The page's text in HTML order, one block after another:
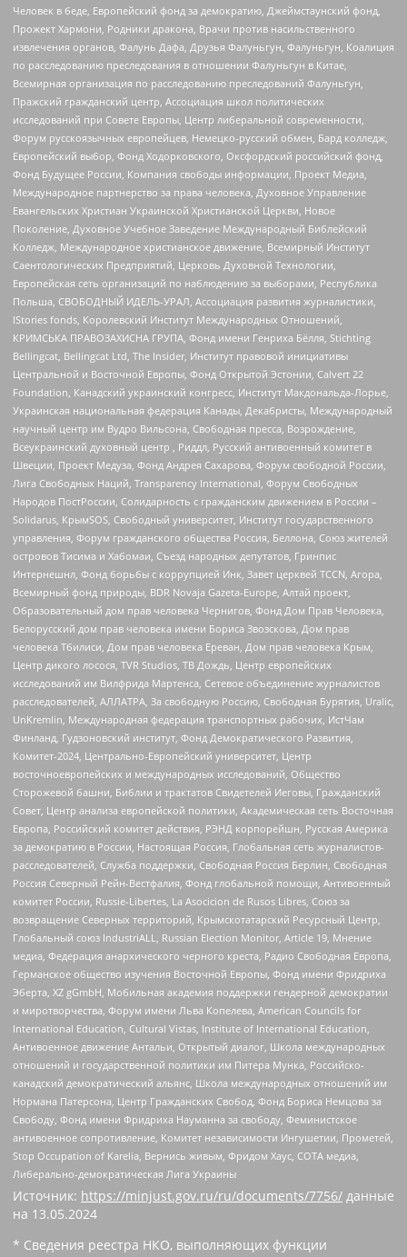
Человек в беде, Европейский фонд за демократию, Джеймстаунский фонд,
Прожект Хармони, Родники дракона, Врачи против насильственного
извлечения органов, Фалунь Дафа, Друзья Фалуньгун, Фалуньгун, Коалиция
по расследованию преследования в отношении Фалуньгун в Китае,
Всемирная организация по расследованию преследований Фалуньгун,
Пражский гражданский центр, Ассоциация школ политических
исследований при Совете Европы, Центр либеральной современности,
Форум русскоязычных европейцев, Немецко-русский обмен, Бард колледж,
Европейский выбор, Фонд Ходорковского, Оксфордский российский фонд,
Фонд Будущее России, Компания свободы информации, Проект Медиа,
Международное партнерство за права человека, Духовное Управление
Евангельских Христиан Украинской Христианской Церкви, Новое
Поколение, Духовное Учебное Заведение Международный Библейский
Колледж, Международное христианское движение, Всемирный Институт
Саентологических Предприятий, Церковь Духовной Технологии,
Европейская сеть организаций по наблюдению за выборами, Республика
Польша, СВОБОДНЫЙ ИДЕЛЬ-УРАЛ, Ассоциация развития журналистики,
IStories fonds, Королевский Институт Международных Отношений,
КРИМСЬКА ПРАВОЗАХИСНА ГРУПА, Фонд имени Генриха Бёлля, Stichting
Bellingcat, Bellingcat Ltd, The Insider, Институт правовой инициативы
Центральной и Восточной Европы, Фонд Открытой Эстонии, Calvert 22
Foundation, Канадский украинский конгресс, Институт Макдональда-Лорье,
Украинская национальная федерация Канады, Декабристы, Международный
научный центр им Вудро Вильсона, Свободная пресса, Возрождение,
Всеукраинский духовный центр , Риддл, Русский антивоенный комитет в
Швеции, Проект Медуза, Фонд Андрея Сахарова, Форум свободной России,
Лига Свободных Наций, Transparеncy International, Форум Свободных
Народов ПостРоссии, Солидарность с гражданским движением в России –
Solidarus, КрымSOS, Свободный университет, Институт государственного
управления, Форум гражданского общества Россия, Беллона, Союз жителей
островов Тисима и Хабомаи, Съезд народных депутатов, Гринпис
Интернешнл, Фонд борьбы с коррупцией Инк, Завет церквей TCCN, Агора,
Всемирный фонд природы, BDR Novaja Gazeta-Europe, Алтай проект,
Образовательный дом прав человека Чернигов, Фонд Дом Прав Человека,
Белорусский дом прав человека имени Бориса Звозскова, Дом прав
человека Тбилиси, Дом прав человека Ереван, Дом прав человека Крым,
Центр дикого лосося, TVR Studios, ТВ Дождь, Центр европейских
исследований им Вилфрида Мартенса, Сетевое объединение журналистов
расследователей, АЛЛАТРА, За свободную Россию, Свободная Бурятия, Uralic,
UnKremlin, Международная федерация транспортных рабочих, ИстЧам
Финланд, Гудзоновский институт, Фонд Демократического Развития,
Комитет-2024, Центрально-Европейский университет, Центр
восточноевропейских и международных исследований, Общество
Сторожевой башни, Библии и трактатов Свидетелей Иеговы, Гражданский
Совет, Центр анализа европейской политики, Академическая сеть Восточная
Европа, Российский комитет действия, РЭНД корпорейшн, Русская Америка
за демократию в России, Настоящая Россия, Глобальная сеть журналистов-
расследователей, Служба поддержки, Свободная Россия Берлин, Свободная
Россия Северный Рейн-Вестфалия, Фонд глобальной помощи, Антивоенный
комитет России, Russie-Libertes, La Asocicion de Rusos Libres, Союз за
возвращение Северных территорий, Крымскотатарский Ресурсный Центр,
Глобальный союз IndustriALL, Russian Election Monitor, Article 19, Мнение
медиа, Федерация анархического черного креста, Радио Свободная Европа,
Германское общество изучения Восточной Европы, Фонд имени Фридриха
Эберта, XZ gGmbH, Мобильная академия поддержки гендерной демократии
и миротворчества, Форум имени Льва Копелева, American Councils for
International Education, Cultural Vistas, Institute of International Education,
Антивоенное движение Антальи, Открытый диалог, Школа международных
отношений и государственной политики им Питера Мунка, Российско-
канадский демократический альянс, Школа международных отношений им
Нормана Патерсона, Центр Гражданских Свобод, Фонд Бориса Немцова за
Свободу, Фонд имени Фридриха Науманна за свободу, Феминистское
антивоенное сопротивление, Комитет независимости Ингушетии, Прометей,
Stop Occupation of Karelia, Вернись живым, Фридом Хаус, СОТА медиа,
Либерально-демократическая Лига Украины
Источник: https://minjust.gov.ru/ru/documents/7756/ данные
на 13.05.2024
* Сведения реестра НКО, выполняющих функции